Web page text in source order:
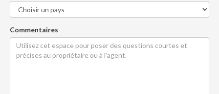
Commentaires